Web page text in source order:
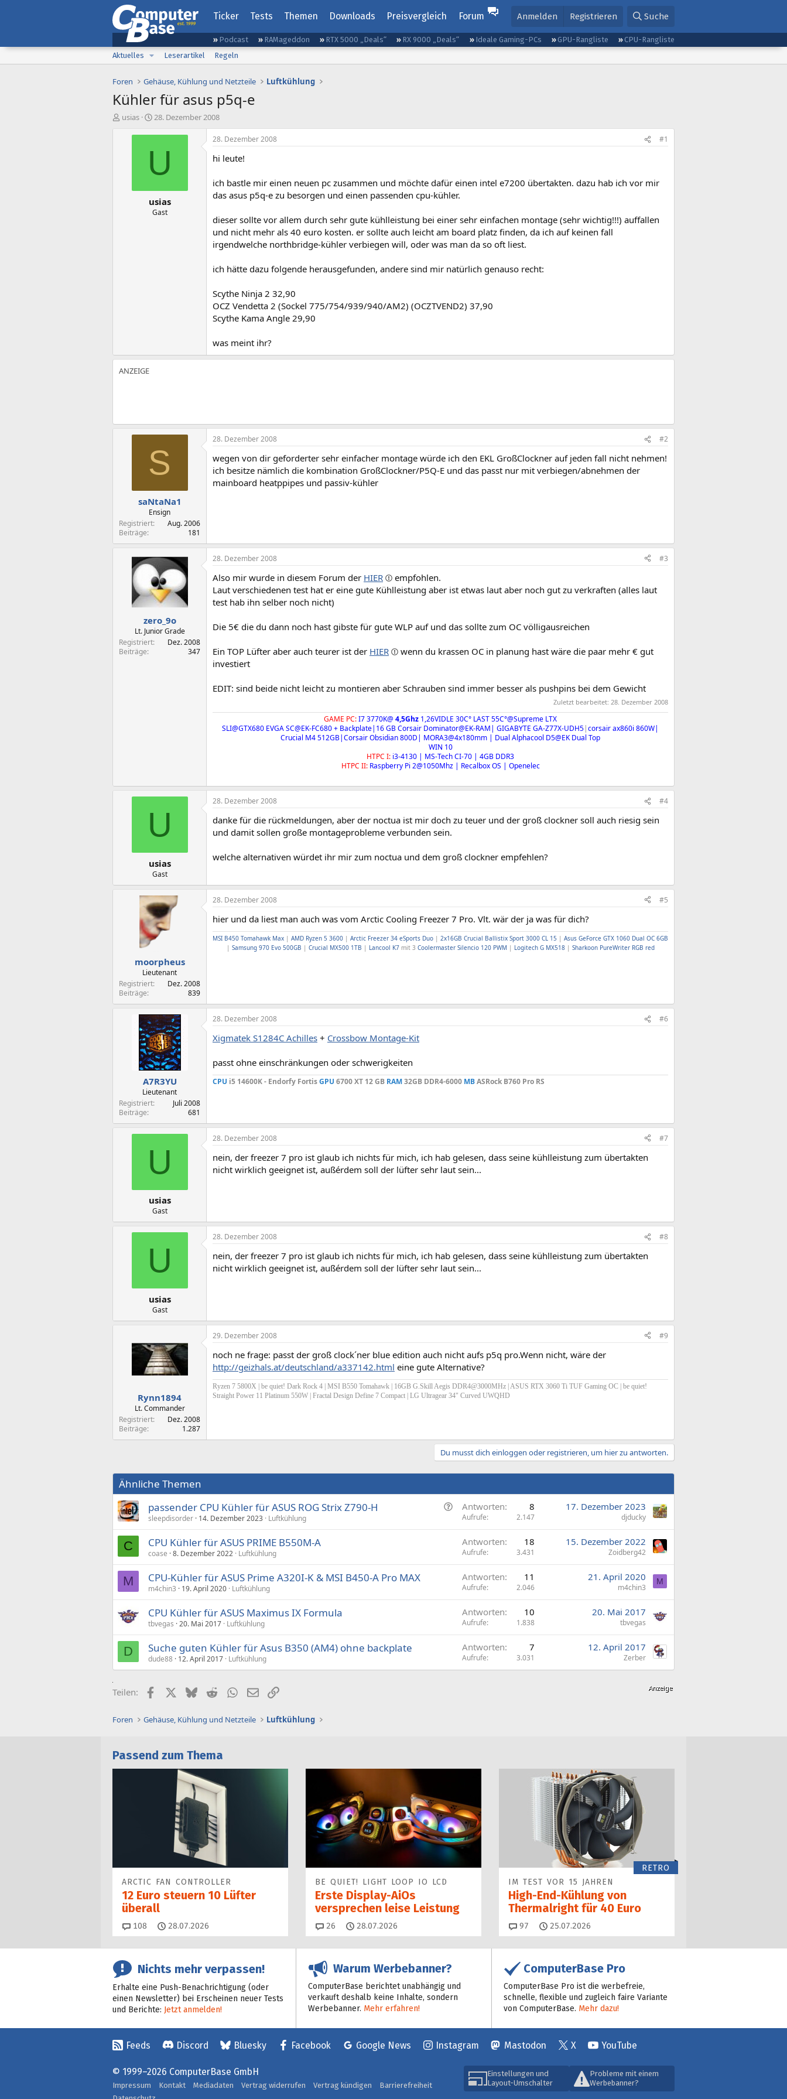
Ticker Tests Themen Downloads Preisvergleich Forum Anmelden Registrieren Suche
Podcast RAMageddon RTX 5000 „Deals“ RX 9000 „Deals“ Ideale Gaming-PCs GPU-Rangliste
CPU-Rangliste
Aktuelles
Leserartikel Regeln
Foren Gehäuse, Kühlung und Netzteile Luftkühlung
Kühler für asus p5q-e
E
usias
E
s
l
t
a
m
28. Dezember 2008
U
usias
Gast
28. Dezember 2008 #1
hi leute!
ich bastle mir einen neuen pc zusammen und möchte dafür einen intel e7200 übertakten. dazu hab ich vor mir
das asus p5q-e zu besorgen und einen passenden cpu-kühler.
dieser sollte vor allem durch sehr gute kühlleistung bei einer sehr einfachen montage (sehr wichtig!!!) auffallen
und nicht mehr als 40 euro kosten. er sollte auch leicht am board platz finden, da ich auf keinen fall
irgendwelche northbridge-kühler verbiegen will, oder was man da so oft liest.
ich hätte dazu folgende herausgefunden, andere sind mir natürlich genauso recht:
Scythe Ninja 2 32,90
OCZ Vendetta 2 (Sockel 775/754/939/940/AM2) (OCZTVEND2) 37,90
Scythe Kama Angle 29,90
was meint ihr?
S
saNtaNa1
Ensign
Registriert
Aug. 2006
Beiträge
181
28. Dezember 2008 #2
wegen von dir geforderter sehr einfacher montage würde ich den EKL GroßClockner auf jeden fall nicht nehmen!
ich besitze nämlich die kombination GroßClockner/P5Q-E und das passt nur mit verbiegen/abnehmen der
mainboard heatppipes und passiv-kühler
zero_9o
Lt. Junior Grade
Registriert
Dez. 2008
Beiträge
347
28. Dezember 2008 #3
Also mir wurde in diesem Forum der HIER
empfohlen.
Laut verschiedenen test hat er eine gute Kühlleistung aber ist etwas laut aber noch gut zu verkraften (alles laut
test hab ihn selber noch nicht)
Die 5€ die du dann noch hast gibste für gute WLP auf und das sollte zum OC völligausreichen
Ein TOP Lüfter aber auch teurer ist der HIER
wenn du krassen OC in planung hast wäre die paar mehr € gut
investiert
EDIT: sind beide nicht leicht zu montieren aber Schrauben sind immer besser als pushpins bei dem Gewicht
Zuletzt bearbeitet: 28. Dezember 2008
GAME PC:I7 3770K@ 4,5Ghz 1,26VIDLE 30C° LAST 55C°@Supreme LTX
SLI@GTX680 EVGA SC@EK-FC680 + Backplate|16 GB Corsair Dominator@EK-RAM| GIGABYTE GA-Z77X-UDH5|corsair ax860i 860W|
Crucial M4 512GB|Corsair Obsidian 800D| MORA3@4x180mm | Dual Alphacool D5@EK Dual Top
WIN 10
HTPC I: i3-4130 | MS-Tech CI-70 | 4GB DDR3
HTPC II: Raspberry Pi 2@1050Mhz | Recalbox OS | Openelec
U
usias
Gast
28. Dezember 2008 #4
danke für die rückmeldungen, aber der noctua ist mir doch zu teuer und der groß clockner soll auch riesig sein
und damit sollen große montageprobleme verbunden sein.
welche alternativen würdet ihr mir zum noctua und dem groß clockner empfehlen?
moorpheus
Lieutenant
Registriert
Dez. 2008
Beiträge
839
28. Dezember 2008 #5
hier und da liest man auch was vom Arctic Cooling Freezer 7 Pro. Vlt. wär der ja was für dich?
MSI B450 Tomahawk Max | AMD Ryzen 5 3600 | Arctic Freezer 34 eSports Duo | 2x16GB Crucial Ballistix Sport 3000 CL 15 | Asus GeForce GTX 1060 Dual OC 6GB
| Samsung 970 Evo 500GB | Crucial MX500 1TB | Lancool K7mit 3 Coolermaster Silencio 120 PWM | Logitech G MX518| Sharkoon PureWriter RGB red
A7R3YU
Lieutenant
Registriert
Juli 2008
Beiträge
681
28. Dezember 2008 #6
Xigmatek S1284C Achilles + Crossbow Montage-Kit
passt ohne einschränkungen oder schwerigkeiten
CPU i5 14600K - Endorfy FortisGPU 6700 XT 12 GB RAM32GB DDR4-6000 MBASRock B760 Pro RS
U
usias
Gast
28. Dezember 2008 #7
nein, der freezer 7 pro ist glaub ich nichts für mich, ich hab gelesen, dass seine kühlleistung zum übertakten
nicht wirklich geeignet ist, außérdem soll der lüfter sehr laut sein...
U
usias
Gast
28. Dezember 2008 #8
nein, der freezer 7 pro ist glaub ich nichts für mich, ich hab gelesen, dass seine kühlleistung zum übertakten
nicht wirklich geeignet ist, außérdem soll der lüfter sehr laut sein...
Rynn1894
Lt. Commander
Registriert
Dez. 2008
Beiträge
1.287
29. Dezember 2008 #9
noch ne frage: passt der groß clock´ner blue edition auch nicht aufs p5q pro.Wenn nicht, wäre der
http://geizhals.at/deutschland/a337142.html eine gute Alternative?
Ryzen 7 5800X | be quiet! Dark Rock 4 | MSI B550 Tomahawk | 16GB G.Skill Aegis DDR4@3000MHz | ASUS RTX 3060 Ti TUF Gaming OC | be quiet!
Straight Power 11 Platinum 550W | Fractal Design Define 7 Compact | LG Ultragear 34" Curved UWQHD
Du musst dich einloggen oder registrieren, um hier zu antworten.
Ähnliche Themen
F
a
passender CPU Kühler für ASUS ROG Strix Z790-H
sleepdisorder 14. Dezember 2023 Luftkühlung
Antworten 8
Aufrufe 2.147
17. Dezember 2023
djducky
C CPU Kühler für ASUS PRIME B550M-A
coase 8. Dezember 2022 Luftkühlung
Antworten 18
Aufrufe 3.431
15. Dezember 2022
Zoidberg42
M CPU-Kühler für ASUS Prime A320I-K & MSI B450-A Pro MAX
m4chin3 19. April 2020 Luftkühlung
Antworten 11
Aufrufe 2.046
21. April 2020
m4chin3
M
CPU Kühler für ASUS Maximus IX Formula
tbvegas 20. Mai 2017 Luftkühlung
Antworten 10
Aufrufe 1.838
20. Mai 2017
tbvegas
D Suche guten Kühler für Asus B350 (AM4) ohne backplate
dude88 12. April 2017 Luftkühlung
Antworten 7
Aufrufe 3.031
12. April 2017
Zerber
Teilen: FacebookX (Twitter)
BlueskyRedditWhatsApp
E-MailLink
Foren Gehäuse, Kühlung und Netzteile Luftkühlung
Passend zum Thema
ARCTIC FAN CONTROLLER
12 Euro steuern 10 Lüfter
überall
108 Kommentare
28.07.2026
BE QUIET! LIGHT LOOP IO LCD
Erste Display-AiOs
versprechen leise Leistung
26 Kommentare
28.07.2026
RETRO
IM TEST VOR 15 JAHREN
High-End-Kühlung von
Thermalright für 40 Euro
97 Kommentare
25.07.2026
Nichts mehr verpassen!
Erhalte eine Push-Benachrichtigung (oder
einen Newsletter) bei Erscheinen neuer Tests
und Berichte: Jetzt anmelden!
Warum Werbebanner?
ComputerBase berichtet unabhängig und
verkauft deshalb keine Inhalte, sondern
Werbebanner. Mehr erfahren!
ComputerBase Pro
ComputerBase Pro ist die werbefreie,
schnelle, flexible und zugleich faire Variante
von ComputerBase. Mehr dazu!
Feeds Discord Bluesky Facebook Google News Instagram Mastodon X YouTube
Einstellungen und
Layout-Umschalter
Probleme mit einem
Werbebanner?
© 1999–2026 ComputerBase GmbH
Impressum Kontakt Mediadaten Vertrag widerrufen Vertrag kündigen
Barrierefreiheit